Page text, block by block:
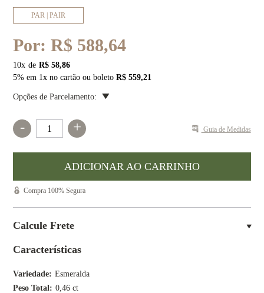
Características
Variedade
Esmeralda
Peso Total
0,46 ct
PAR | PAIR
Por:R$ 588,64
10x
R$ 58,86
5% em 1x no cartão ou boletoR$ 559,21
Opções de Parcelamento:
- + Guia de Medidas
Compra 100% Segura
Calcule Frete